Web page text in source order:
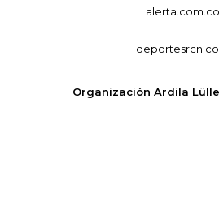
alerta.com.co
Organización Ardila